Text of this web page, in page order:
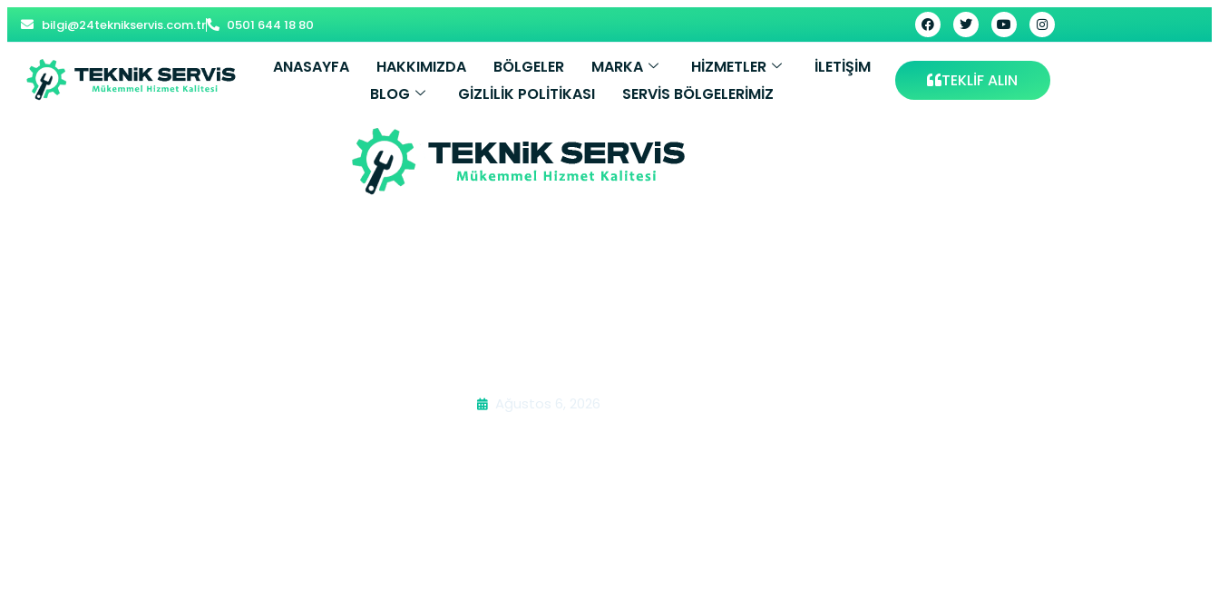
bilgi@24teknikservis.com.tr 0501 644 18 80
ANASAYFA HAKKIMIZDA BÖLGELER MARKA HİZMETLER
İLETIŞIM
BLOG
GIZLILIK POLITIKASI SERVIS BÖLGELERIMIZ
TEKLİF ALIN
Ağustos 6, 2026